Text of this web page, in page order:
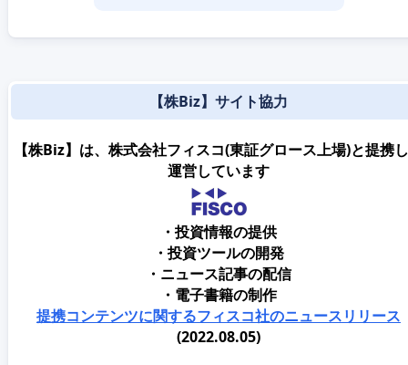
【株Biz】サイト協力
【株Biz】は、株式会社フィスコ(東証グロース上場)と提携
運営しています
・投資情報の提供
・投資ツールの開発
・ニュース記事の配信
・電子書籍の制作
提携コンテンツに関するフィスコ社のニュースリリース
(2022.08.05)